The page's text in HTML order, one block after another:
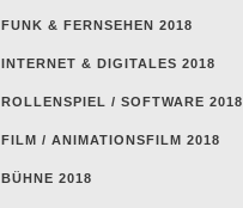
FUNK & FERNSEHEN 2018
INTERNET & DIGITALES 2018
ROLLENSPIEL / SOFTWARE 2018
FILM / ANIMATIONSFILM 2018
BÜHNE 2018